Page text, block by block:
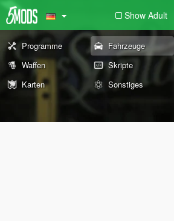
Show Adult
Programme Fahrzeuge
Waffen
Skripte
Karten
Sonstiges